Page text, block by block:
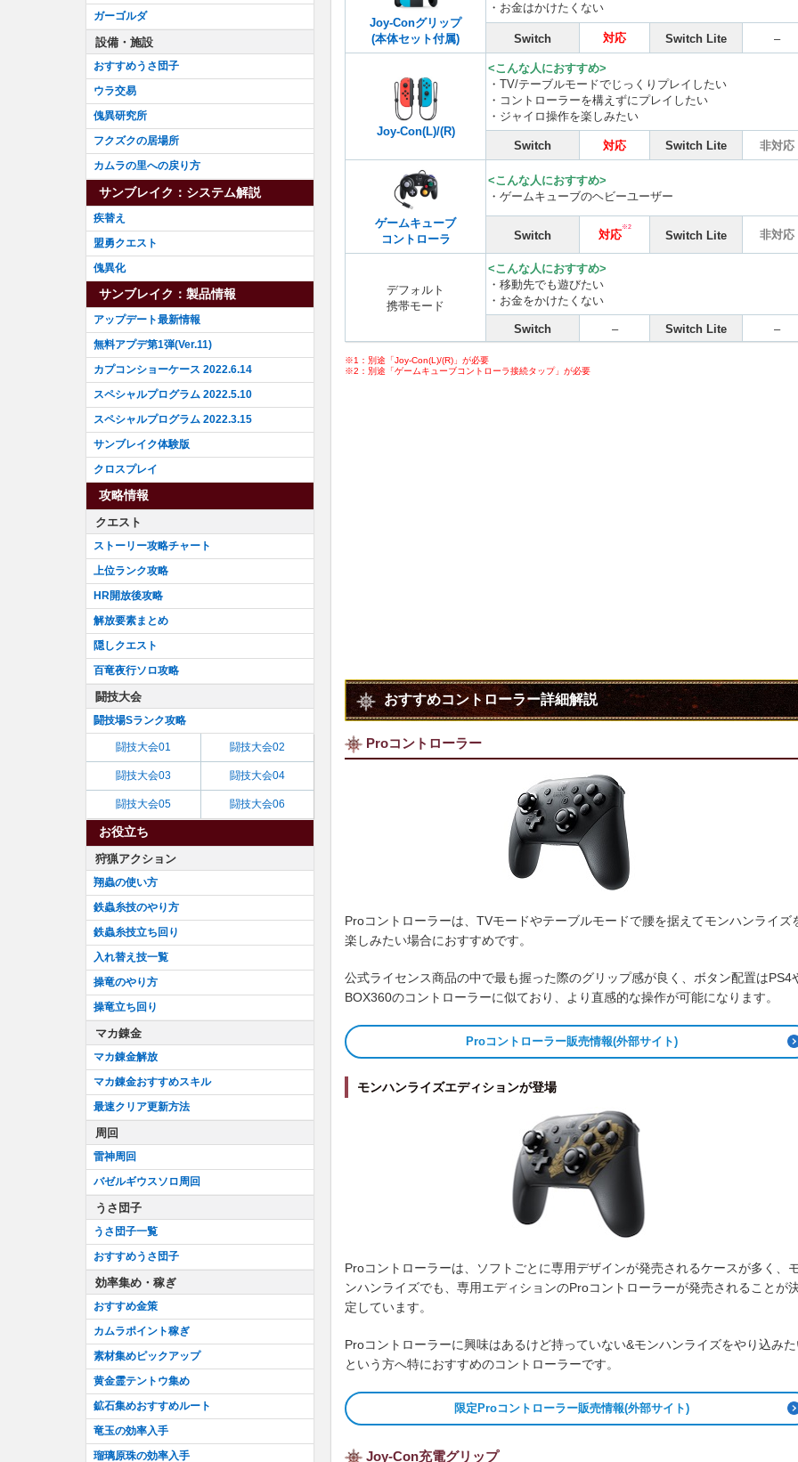
Joy-Conグリップ
(本体セット付属)
・お金はかけたくない
Switch 対応 Switch Lite –
Joy-Con(L)/(R)
<こんな人におすすめ>
・TV/テーブルモードでじっくりプレイしたい
・コントローラーを構えずにプレイしたい
・ジャイロ操作を楽しみたい
Switch 対応 Switch Lite 非対応
ゲームキューブ
コントローラ
<こんな人におすすめ>
・ゲームキューブのヘビーユーザー
Switch 対応
※2
Switch Lite 非対応
デフォルト
携帯モード
<こんな人におすすめ>
・移動先でも遊びたい
・お金をかけたくない
Switch – Switch Lite –
※1：別途「Joy-Con(L)/(R)」が必要
※2：別途「ゲームキューブコントローラ接続タップ」が必要
おすすめコントローラー詳細解説
Proコントローラー
Proコントローラーは、TVモードやテーブルモードで腰を据えてモンハンライズ
楽しみたい場合におすすめです。
公式ライセンス商品の中で最も握った際のグリップ感が良く、ボタン配置はPS4
BOX360のコントローラーに似ており、より直感的な操作が可能になります。
Proコントローラー販売情報(外部サイト)
モンハンライズエディションが登場
Proコントローラーは、ソフトごとに専用デザインが発売されるケースが多く、
ンハンライズでも、専用エディションのProコントローラーが発売されることが
定しています。
Proコントローラーに興味はあるけど持っていない&モンハンライズをやり込み
という方へ特におすすめのコントローラーです。
限定Proコントローラー販売情報(外部サイト)
Joy-Con充電グリップ
ガーゴルダ
設備・施設
おすすめうさ団子
ウラ交易
傀異研究所
フクズクの居場所
カムラの里への戻り方
サンブレイク：システム解説
疾替え
盟勇クエスト
傀異化
サンブレイク：製品情報
アップデート最新情報
無料アプデ第1弾(Ver.11)
カプコンショーケース 2022.6.14
スペシャルプログラム 2022.5.10
スペシャルプログラム 2022.3.15
サンブレイク体験版
クロスプレイ
攻略情報
クエスト
ストーリー攻略チャート
上位ランク攻略
HR開放後攻略
解放要素まとめ
隠しクエスト
百竜夜行ソロ攻略
闘技大会
闘技場Sランク攻略
闘技大会01 闘技大会02
闘技大会03 闘技大会04
闘技大会05 闘技大会06
お役立ち
狩猟アクション
翔蟲の使い方
鉄蟲糸技のやり方
鉄蟲糸技立ち回り
入れ替え技一覧
操竜のやり方
操竜立ち回り
マカ錬金
マカ錬金解放
マカ錬金おすすめスキル
最速クリア更新方法
周回
雷神周回
バゼルギウスソロ周回
うさ団子
うさ団子一覧
おすすめうさ団子
効率集め・稼ぎ
おすすめ金策
カムラポイント稼ぎ
素材集めピックアップ
黄金霊テントウ集め
鉱石集めおすすめルート
竜玉の効率入手
瑠璃原珠の効率入手